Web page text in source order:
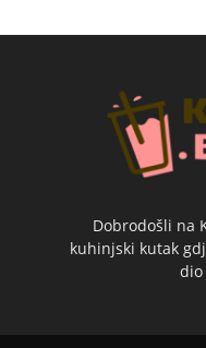
Dobrodošli na
kuhinjski kutak
dio